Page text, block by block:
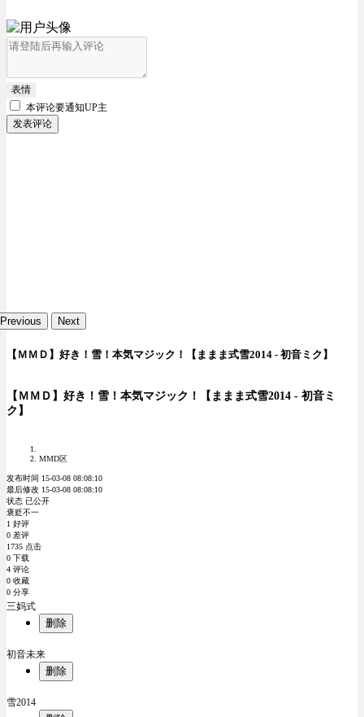
表情
本评论要通知UP主
发表评论
Previous Next
【ＭＭＤ】好き！雪！本気マジック！【ままま式雪2014 - 初音ミク】
【ＭＭＤ】好き！雪！本気マジック！【ままま式雪2014 - 初音ミ
ク】
MMD区
发布时间 15-03-08 08:08:10
最后修改 15-03-08 08:08:10
状态 已公开
褒贬不一
1 好评
0 差评
1735 点击
0 下载
4 评论
0 收藏
0 分享
三妈式
删除
初音未来
删除
雪2014